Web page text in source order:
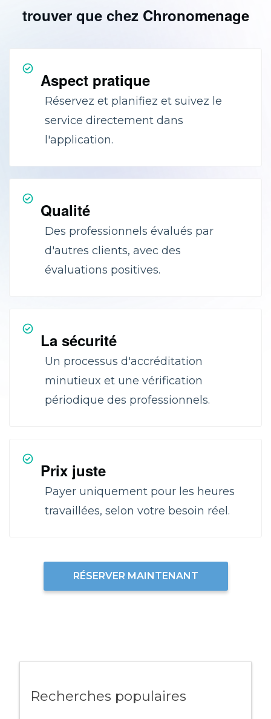
trouver que chez Chronomenage
Aspect pratique
Réservez et planifiez et suivez le
service directement dans
l'application.
Qualité
Des professionnels évalués par
d'autres clients, avec des
évaluations positives.
La sécurité
Un processus d'accréditation
minutieux et une vérification
périodique des professionnels.
Prix juste
Payer uniquement pour les heures
travaillées, selon votre besoin réel.
RÉSERVER MAINTENANT
Recherches populaires